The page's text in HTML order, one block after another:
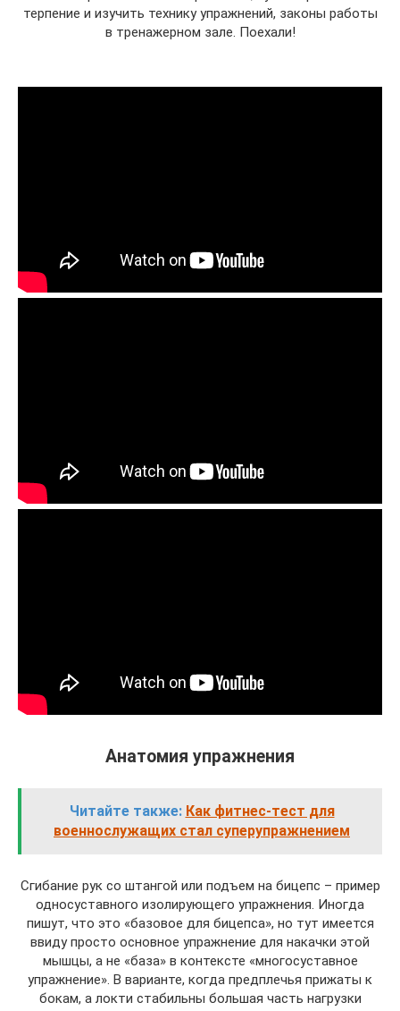
терпение и изучить технику упражнений, законы работы
в тренажерном зале. Поехали!
Анатомия упражнения
Читайте также: Как фитнес-тест для
военнослужащих стал суперупражнением
Сгибание рук со штангой или подъем на бицепс – пример
односуставного изолирующего упражнения. Иногда
пишут, что это «базовое для бицепса», но тут имеется
ввиду просто основное упражнение для накачки этой
мышцы, а не «база» в контексте «многосуставное
упражнение». В варианте, когда предплечья прижаты к
бокам, а локти стабильны большая часть нагрузки